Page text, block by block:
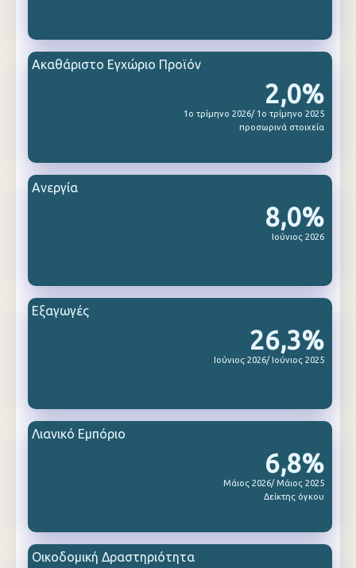
2,0%
1ο τρίμηνο 2026/ 1ο τρίμηνο 2025
προσωρινά στοιχεία
Ακαθάριστο Εγχώριο Προϊόν
8,0%
Ιούνιος 2026
Ανεργία
26,3%
Ιούνιος 2026/ Ιούνιος 2025
Εξαγωγές
6,8%
Μάιος 2026/ Μάιος 2025
Δείκτης όγκου
Λιανικό Εμπόριο
Οικοδομική Δραστηριότητα